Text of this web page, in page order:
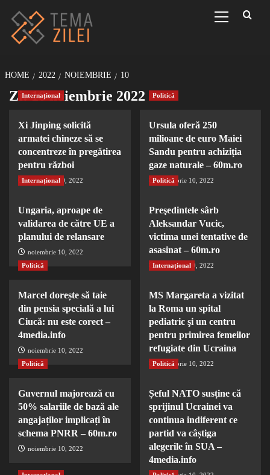
conținut
Menu
HOME 2022 NOIEMBRIE 10
Zi:10 noiembrie 2022
Internațional
Xi Jinping solicită
armatei chineze să se
concentreze în pregătirea
pentru război
noiembrie 10, 2022
Politică
Ursula oferă 250
milioane de euro Maiei
Sandu pentru achiziția
gaze naturale – 60m.ro
noiembrie 10, 2022
Internațional
Ungaria, aproape de
validarea de către UE a
planului de relansare
noiembrie 10, 2022
Politică
Preşedintele sârb
Aleksandar Vucic,
victima unei tentative de
asasinat – 60m.ro
noiembrie 10, 2022
Politică
Marcel dorește să taie
din pensia specială a lui
Ciucă: nu este corect –
4media.info
noiembrie 10, 2022
Internațional
MS Margareta a vizitat
la Roma un spital
pediatric şi un centru
pentru primirea femeilor
refugiate din Ucraina
noiembrie 10, 2022
Politică
Guvernul majorează cu
50% salariile de bază ale
angajaților implicați în
schema PNRR – 60m.ro
noiembrie 10, 2022
Politică
Șeful NATO susține că
sprijinul Ucrainei va
continua indiferent ce
partid va câștiga
alegerile în SUA –
4media.info